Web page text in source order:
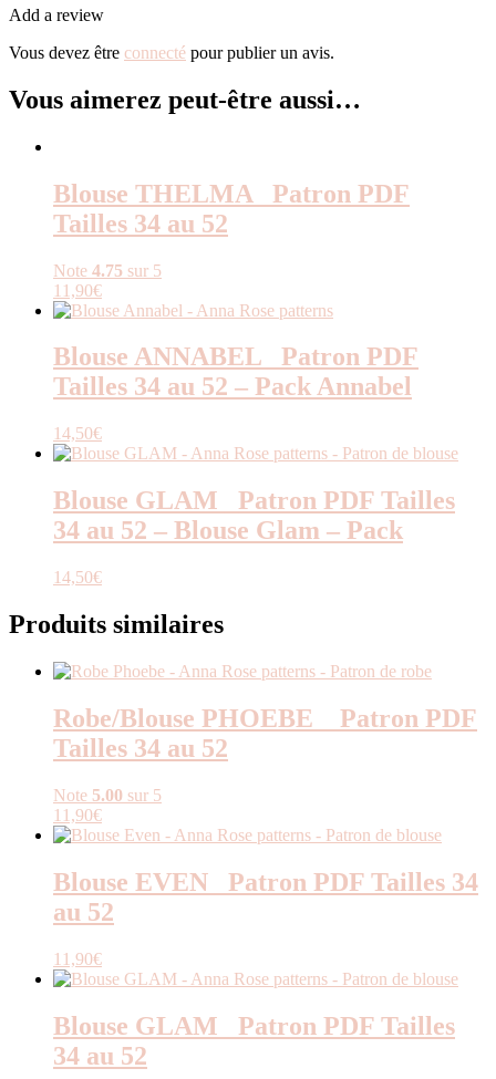
Add a review
Vous devez être connecté pour publier un avis.
Vous aimerez peut-être aussi…
Blouse THELMA _Patron PDF
Tailles 34 au 52
Note 4.75 sur 5
11,90€
Blouse ANNABEL _Patron PDF
Tailles 34 au 52 – Pack Annabel
14,50€
Blouse GLAM _Patron PDF Tailles
34 au 52 – Blouse Glam – Pack
14,50€
Produits similaires
Robe/Blouse PHOEBE _ Patron PDF
Tailles 34 au 52
Note 5.00 sur 5
11,90€
Blouse EVEN _Patron PDF Tailles 34
au 52
11,90€
Blouse GLAM _Patron PDF Tailles
34 au 52